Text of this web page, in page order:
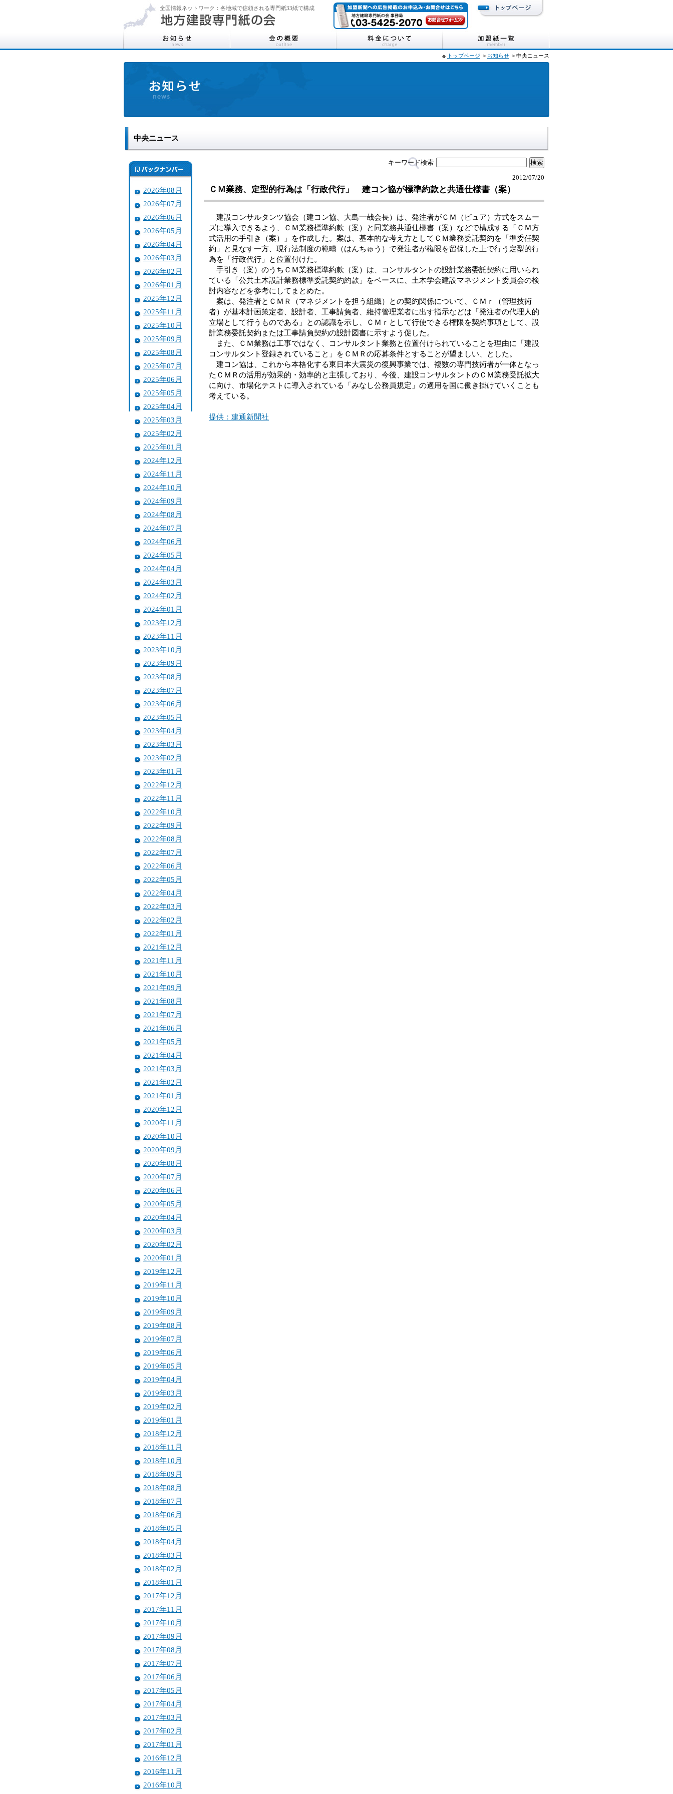
全国情報ネットワーク：各地域で信頼される専門紙33紙で構成
トップページ ＞ お知らせ ＞中央ニュース
中央ニュース
2026年08月
2026年07月
2026年06月
2026年05月
2026年04月
2026年03月
2026年02月
2026年01月
2025年12月
2025年11月
2025年10月
2025年09月
2025年08月
2025年07月
2025年06月
2025年05月
2025年04月
2025年03月
2025年02月
2025年01月
2024年12月
2024年11月
2024年10月
2024年09月
2024年08月
2024年07月
2024年06月
2024年05月
2024年04月
2024年03月
2024年02月
2024年01月
2023年12月
2023年11月
2023年10月
2023年09月
2023年08月
2023年07月
2023年06月
2023年05月
2023年04月
2023年03月
2023年02月
2023年01月
2022年12月
2022年11月
2022年10月
2022年09月
2022年08月
2022年07月
2022年06月
2022年05月
2022年04月
2022年03月
2022年02月
2022年01月
2021年12月
2021年11月
2021年10月
2021年09月
2021年08月
2021年07月
2021年06月
2021年05月
2021年04月
2021年03月
2021年02月
2021年01月
2020年12月
2020年11月
2020年10月
2020年09月
2020年08月
2020年07月
2020年06月
2020年05月
2020年04月
2020年03月
2020年02月
2020年01月
2019年12月
2019年11月
2019年10月
2019年09月
2019年08月
2019年07月
2019年06月
2019年05月
2019年04月
2019年03月
2019年02月
2019年01月
2018年12月
2018年11月
2018年10月
2018年09月
2018年08月
2018年07月
2018年06月
2018年05月
2018年04月
2018年03月
2018年02月
2018年01月
2017年12月
2017年11月
2017年10月
2017年09月
2017年08月
2017年07月
2017年06月
2017年05月
2017年04月
2017年03月
2017年02月
2017年01月
2016年12月
2016年11月
2016年10月
キーワード検索
2012/07/20
ＣＭ業務、定型的行為は「行政代行」 建コン協が標準約款と共通仕様書（案）
建設コンサルタンツ協会（建コン協、大島一哉会長）は、発注者がＣＭ（ピュア）方式をスムー
ズに導入できるよう、ＣＭ業務標準約款（案）と同業務共通仕様書（案）などで構成する「ＣＭ方
式活用の手引き（案）」を作成した。案は、基本的な考え方としてＣＭ業務委託契約を「準委任契
約」と見なす一方、現行法制度の範疇（はんちゅう）で発注者が権限を留保した上で行う定型的行
為を「行政代行」と位置付けた。
手引き（案）のうちＣＭ業務標準約款（案）は、コンサルタントの設計業務委託契約に用いられ
ている「公共土木設計業務標準委託契約約款」をベースに、土木学会建設マネジメント委員会の検
討内容などを参考にしてまとめた。
案は、発注者とＣＭＲ（マネジメントを担う組織）との契約関係について、ＣＭｒ（管理技術
者）が基本計画策定者、設計者、工事請負者、維持管理業者に出す指示などは「発注者の代理人的
立場として行うものである」との認識を示し、ＣＭｒとして行使できる権限を契約事項として、設
計業務委託契約または工事請負契約の設計図書に示すよう促した。
また、ＣＭ業務は工事ではなく、コンサルタント業務と位置付けられていることを理由に「建設
コンサルタント登録されていること」をＣＭＲの応募条件とすることが望ましい、とした。
建コン協は、これから本格化する東日本大震災の復興事業では、複数の専門技術者が一体となっ
たＣＭＲの活用が効果的・効率的と主張しており、今後、建設コンサルタントのＣＭ業務受託拡大
に向け、市場化テストに導入されている「みなし公務員規定」の適用を国に働き掛けていくことも
考えている。
提供：建通新聞社